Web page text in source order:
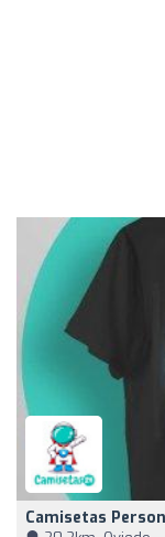
Camisetas